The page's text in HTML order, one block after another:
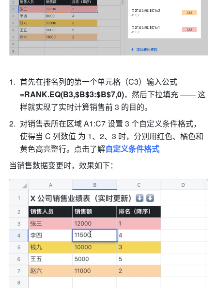
=RANK.EQ(B3,$B$3:$B$7,0)，然后下拉填充 —— 这
样就实现了实时计算销售前 3 的目的。
对销售表所在区域 A1:C7 设置 3 个自定义条件格式，
使得当 C 列数值 为 1、2、3 时，分别用红色、橘色和
黄色高亮整行。点击了解自定义条件格式
当销售数据变更时，效果如下：